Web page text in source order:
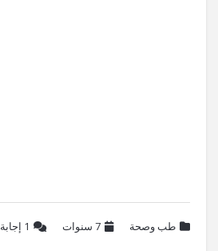
طب وصحة 7 سنوات 1 إجابة